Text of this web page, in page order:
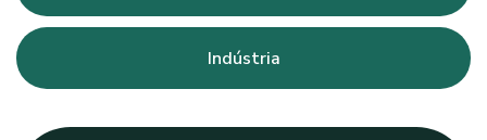
Indústria